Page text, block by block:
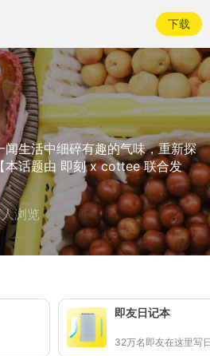
下载
生活中细碎有趣的气味，重新探
本话题由 即刻 x cottee 联合发
浏览
即友日记本
32万名即友在这里写